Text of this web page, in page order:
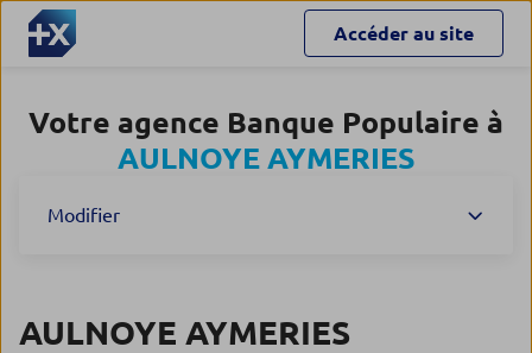
Accéder au site
Votre agence Banque Populaire à
AULNOYE AYMERIES
Modifier
AULNOYE AYMERIES